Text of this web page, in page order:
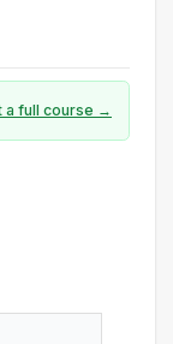
a full course →